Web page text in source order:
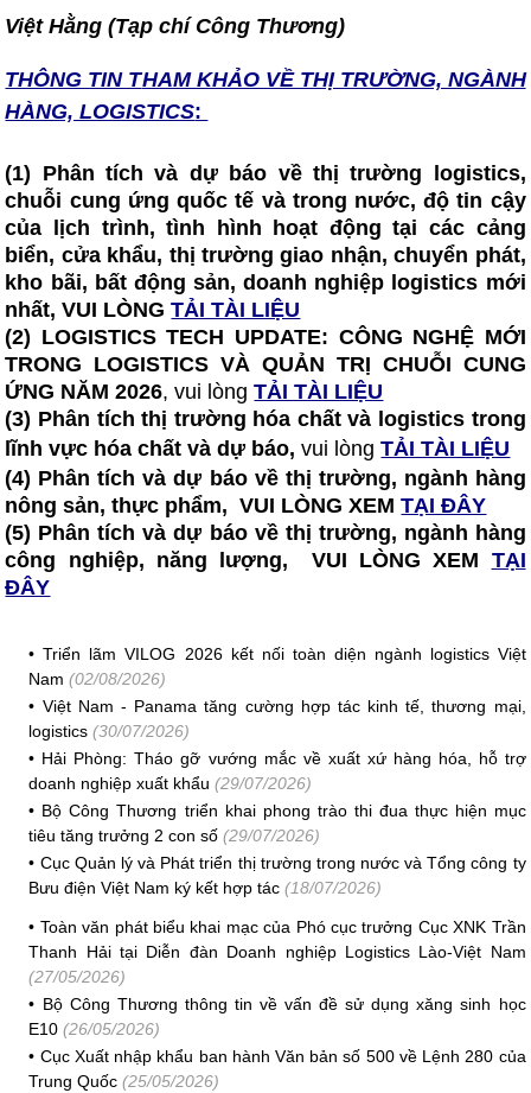
Việt Hằng (Tạp chí Công Thương)
THÔNG TIN THAM KHẢO VỀ THỊ TRƯỜNG, NGÀNH
HÀNG, LOGISTICS:
(1) Phân tích và dự báo về thị trường logistics,
chuỗi cung ứng quốc tế và trong nước, độ tin cậy
của lịch trình, tình hình hoạt động tại các cảng
biển, cửa khẩu, thị trường giao nhận, chuyển phát,
kho bãi, bất động sản, doanh nghiệp logistics mới
nhất, VUI LÒNGTẢI TÀI LIỆU
(2) LOGISTICS TECH UPDATE: CÔNG NGHỆ MỚI
TRONG LOGISTICS VÀ QUẢN TRỊ CHUỖI CUNG
ỨNG NĂM 2026, vui lòngTẢI TÀI LIỆU
(3) Phân tích thị trường hóa chất và logistics trong
lĩnh vực hóa chất và dự báo,vui lòngTẢI TÀI LIỆU
(4) Phân tích và dự báo về thị trường, ngành hàng
nông sản, thực phẩm, VUI LÒNG XEMTẠI ĐÂY
(5) Phân tích và dự báo về thị trường, ngành hàng
công nghiệp, năng lượng, VUI LÒNG XEM TẠI
ĐÂY
•Triển lãm VILOG 2026 kết nối toàn diện ngành logistics Việt
Nam (02/08/2026)
• Việt Nam - Panama tăng cường hợp tác kinh tế, thương mại,
logistics (30/07/2026)
• Hải Phòng: Tháo gỡ vướng mắc về xuất xứ hàng hóa, hỗ trợ
doanh nghiệp xuất khẩu (29/07/2026)
• Bộ Công Thương triển khai phong trào thi đua thực hiện mục
tiêu tăng trưởng 2 con số (29/07/2026)
• Cục Quản lý và Phát triển thị trường trong nước và Tổng công ty
Bưu điện Việt Nam ký kết hợp tác (18/07/2026)
• Toàn văn phát biểu khai mạc của Phó cục trưởng Cục XNK Trần
Thanh Hải tại Diễn đàn Doanh nghiệp Logistics Lào-Việt Nam
(27/05/2026)
• Bộ Công Thương thông tin về vấn đề sử dụng xăng sinh học
E10 (26/05/2026)
• Cục Xuất nhập khẩu ban hành Văn bản số 500 về Lệnh 280 của
Trung Quốc (25/05/2026)